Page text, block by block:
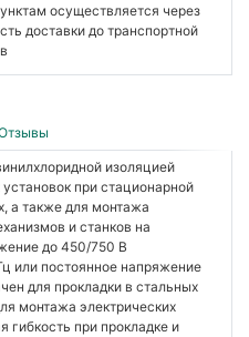
осуществляется через
доставки до транспортной
изоляцией
при стационарной
а также для монтажа
и станков на
до 450/750 В
или постоянное напряжение
для прокладки в стальных
монтажа электрических
гибкость при прокладке и